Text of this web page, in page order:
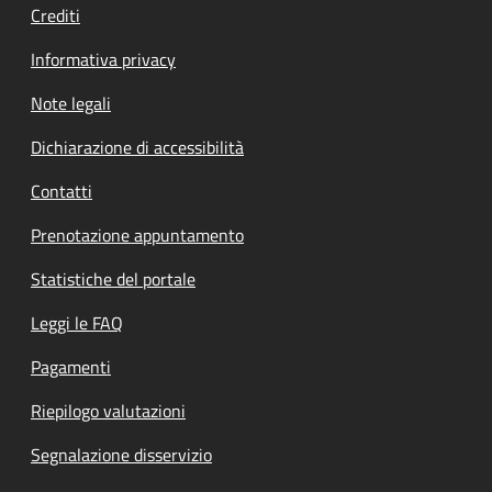
Crediti
Informativa privacy
Note legali
Dichiarazione di accessibilità
Contatti
Prenotazione appuntamento
Statistiche del portale
Leggi le FAQ
Pagamenti
Riepilogo valutazioni
Segnalazione disservizio